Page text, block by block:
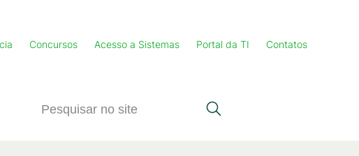
Concursos Acesso a Sistemas Portal da TI Contatos